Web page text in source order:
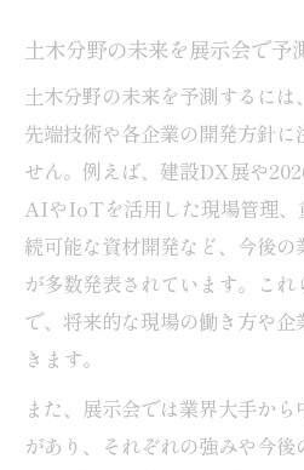
土木イベントで話題
土木展示会で効率よ
備法
土木分野の未来を展示会で予
土木分野の未来を予測するに
先端技術や各企業の開発方針に
せん。例えば、建設DX展や
AIやIoTを活用した現場管理、
続可能な資材開発など、今後
が多数発表されています。これ
で、将来的な現場の働き方や
きます。
また、展示会では業界大手か
があり、それぞれの強みや今後